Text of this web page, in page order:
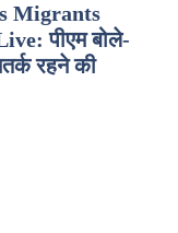
Migrants
पीएम बोले-
रहने की